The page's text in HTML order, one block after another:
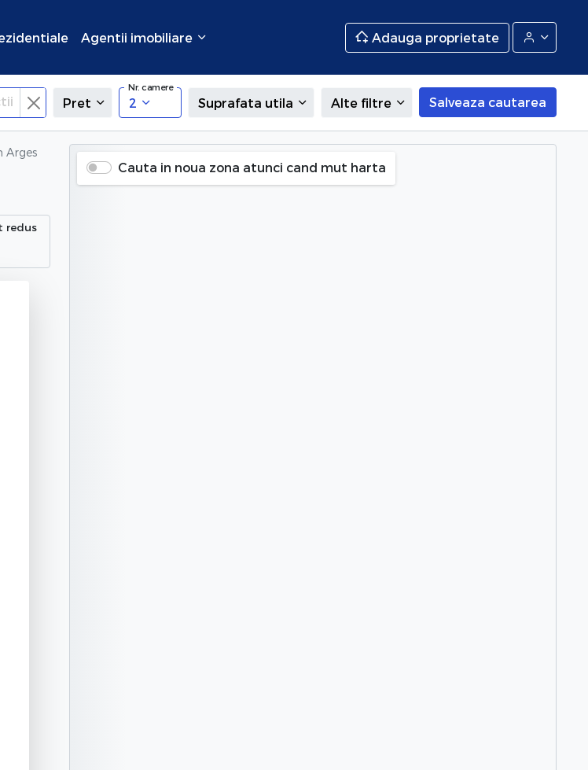
Agentii imobiliare Adauga proprietate
Pret
Nr. camere
2 Suprafata utila Alte filtre Salveaza cautarea
Arges
redus
Cauta in noua zona atunci cand mut harta